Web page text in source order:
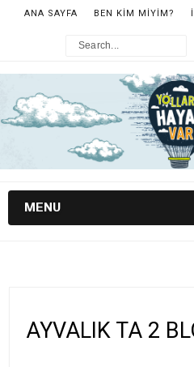
ANA SAYFA BEN KİM MİYİM?
MENU
AYVALIK TA 2